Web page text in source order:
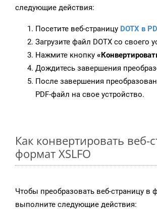
следующие действия:
Посетите веб-страницу DOTX в
Загрузите файл DOTX со своего
Нажмите кнопку
Дождитесь завершения
После завершения
PDF-файл на свое устройство.
Как конвертировать веб-
формат XSLFO
Чтобы преобразовать веб-страницу в
выполните следующие действия: